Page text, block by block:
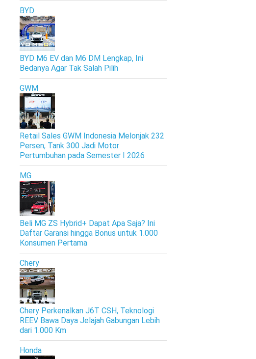
BYD
BYD M6 EV dan M6 DM Lengkap, Ini
Bedanya Agar Tak Salah Pilih
GWM
Retail Sales GWM Indonesia Melonjak 232
Persen, Tank 300 Jadi Motor
Pertumbuhan pada Semester I 2026
MG
Beli MG ZS Hybrid+ Dapat Apa Saja? Ini
Daftar Garansi hingga Bonus untuk 1.000
Konsumen Pertama
Chery
Chery Perkenalkan J6T CSH, Teknologi
REEV Bawa Daya Jelajah Gabungan Lebih
dari 1.000 Km
Honda